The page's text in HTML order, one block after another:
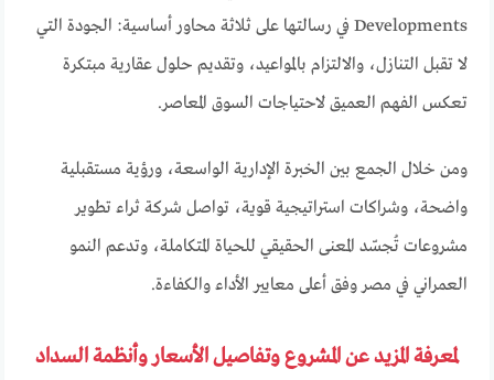
Developments في رسالتها على ثلاثة محاور أساسية: الجودة التي
لا تقبل التنازل، والالتزام بالمواعيد، وتقديم حلول عقارية مبتكرة
تعكس الفهم العميق لاحتياجات السوق المعاصر.
ومن خلال الجمع بين الخبرة الإدارية الواسعة، ورؤية مستقبلية
واضحة، وشراكات استراتيجية قوية، تواصل شركة ثراء تطوير
مشروعات تُجسّد المعنى الحقيقي للحياة المتكاملة، وتدعم النمو
العمراني في مصر وفق أعلى معايير الأداء والكفاءة.
لمعرفة المزيد عن المشروع وتفاصيل الأسعار وأنظمة السداد